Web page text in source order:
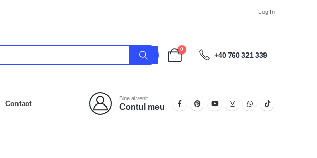
Log In
0
+40 760 321 339
Contact
Bine ai venit
Contul meu